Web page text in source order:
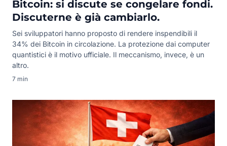
Bitcoin: si discute se congelare fondi.
Discuterne è già cambiarlo.
Sei sviluppatori hanno proposto di rendere inspendibili il
34% dei Bitcoin in circolazione. La protezione dai computer
quantistici è il motivo ufficiale. Il meccanismo, invece, è un
altro.
7 min